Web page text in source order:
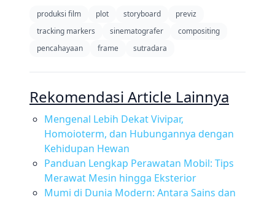
produksi film plot storyboard
previz
tracking markers
sinematografer
compositing
pencahayaan
frame sutradara
Rekomendasi Article Lainnya
Mengenal Lebih Dekat Vivipar,
Homoioterm, dan Hubungannya dengan
Kehidupan Hewan
Panduan Lengkap Perawatan Mobil: Tips
Merawat Mesin hingga Eksterior
Mumi di Dunia Modern: Antara Sains dan